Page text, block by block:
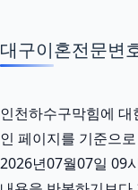
대구이혼전문변
인천하수구막힘에
인 페이지를 기준으
2026년07월07일 09